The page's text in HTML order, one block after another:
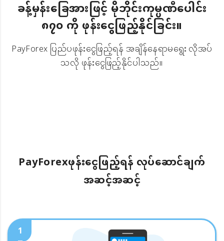
ခန့်မှန်းခြေအားဖြင့် မိုဘိုင်းကုမ္ပဏီပေါင်း
၈၇၀ ကို ဖုန်းငွေဖြည့်နိုင်ခြင်း။
PayForex ပြည်ပဖုန်းငွေဖြည့်ရန် အချိန်နေရာမရွေး လိုအပ်
သလို ဖုန်းငွေဖြည့်နိုင်ပါသည်။
PayForexဖုန်းငွေဖြည့်ရန် လုပ်ဆောင်ချက်
အဆင့်အဆင့်
1